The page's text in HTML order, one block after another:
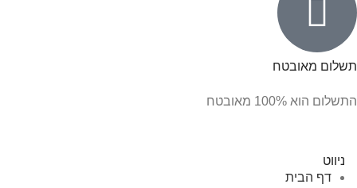
תשלום מאובטח
התשלום הוא 100% מאובטח
ניווט
דף הבית